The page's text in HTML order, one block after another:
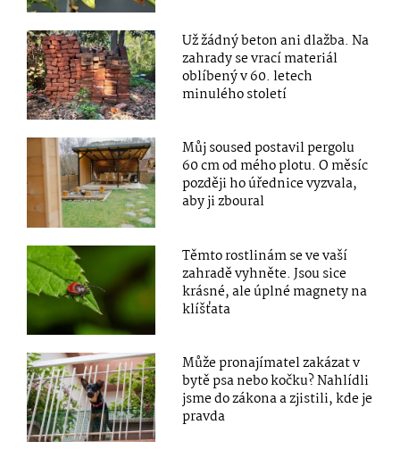
Už žádný beton ani dlažba. Na
zahrady se vrací materiál
oblíbený v 60. letech
minulého století
Můj soused postavil pergolu
60 cm od mého plotu. O měsíc
později ho úřednice vyzvala,
aby ji zboural
Těmto rostlinám se ve vaší
zahradě vyhněte. Jsou sice
krásné, ale úplné magnety na
klíšťata
Může pronajímatel zakázat v
bytě psa nebo kočku? Nahlídli
jsme do zákona a zjistili, kde je
pravda